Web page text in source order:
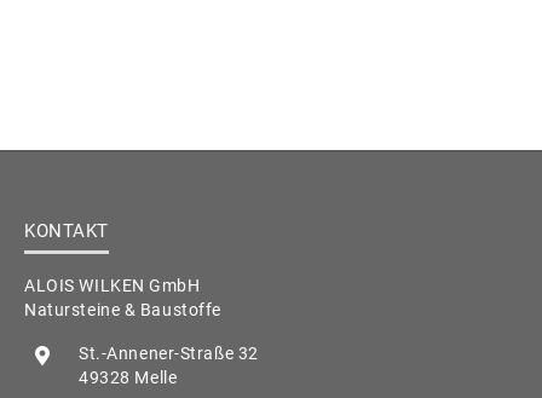
KONTAKT
ALOIS WILKEN GmbH
Natursteine & Baustoffe
St.-Annener-Straße 32
49328 Melle